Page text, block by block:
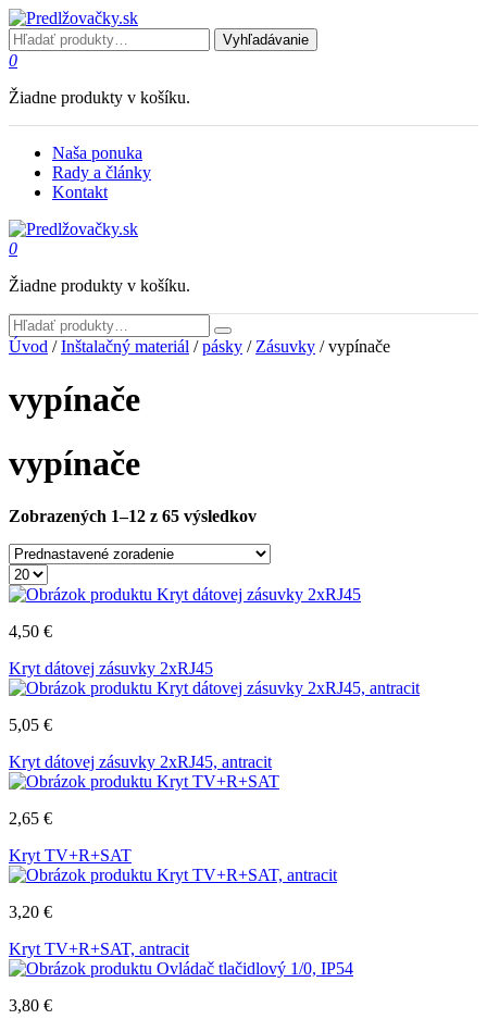
Vyhľadávanie
0
Žiadne produkty v košíku.
Naša ponuka
Rady a články
Kontakt
0
Žiadne produkty v košíku.
Úvod /Inštalačný materiál /pásky / Zásuvky / vypínače
vypínače
vypínače
Zobrazených 1–12 z 65 výsledkov
4,50 €
Kryt dátovej zásuvky 2xRJ45
5,05 €
Kryt dátovej zásuvky 2xRJ45, antracit
2,65 €
Kryt TV+R+SAT
3,20 €
Kryt TV+R+SAT, antracit
3,80 €